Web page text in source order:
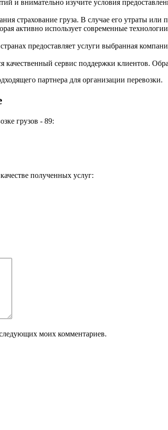
и внимательно изучите условия
страхование груза. В случае его утраты
активно использует современные
предоставляет услуги выбранная
качественный сервис поддержки клиентов.
партнера для организации перевозки.
грузов - 89:
полученных услуг:
моих комментариев.